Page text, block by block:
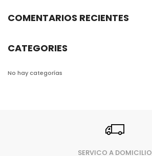
COMENTARIOS RECIENTES
CATEGORIES
No hay categorías
SERVICO A DOMICILIO